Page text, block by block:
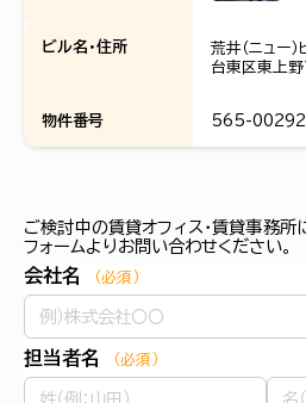
ビル名・住所
荒井（ニュー）
台東区東上
物件番号 565-00292
ご検討中の賃貸オフィス・賃貸事務
フォームよりお問い合わせください。
会社名 （必須）
担当者名 （必須）